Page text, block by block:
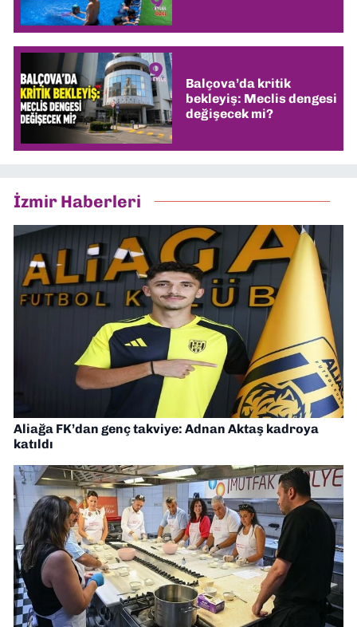
Balçova’da kritik
bekleyiş: Meclis dengesi
değişecek mi?
İzmir Haberleri
Aliağa FK’dan genç takviye: Adnan Aktaş kadroya
katıldı